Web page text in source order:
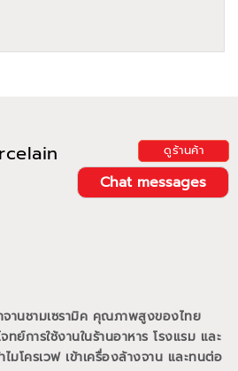
ดูร้านค้า
Chat messages
านชามเซรามิค คุณภาพสูงของไทย
ย์การใช้งานในร้านอาหาร โรงแรม และ
ไมโครเวฟ เข้าเครื่องล้างจาน และทนต่อ